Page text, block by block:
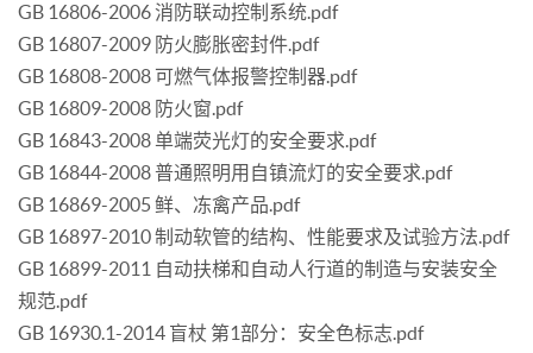
GB 16806-2006 消防联动控制系统.pdf
GB 16807-2009 防火膨胀密封件.pdf
GB 16808-2008 可燃气体报警控制器.pdf
GB 16809-2008 防火窗.pdf
GB 16843-2008 单端荧光灯的安全要求.pdf
GB 16844-2008 普通照明用自镇流灯的安全要求.pdf
GB 16869-2005 鲜、冻禽产品.pdf
GB 16897-2010 制动软管的结构、性能要求及试验方法.pdf
GB 16899-2011 自动扶梯和自动人行道的制造与安装安全
规范.pdf
GB 16930.1-2014 盲杖 第1部分：安全色标志.pdf